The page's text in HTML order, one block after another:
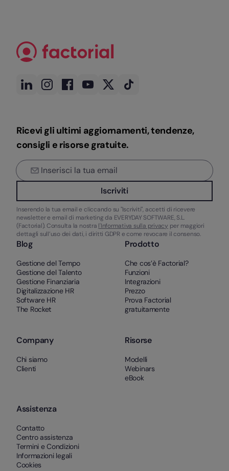
Ricevi gli ultimi aggiornamenti, tendenze,
consigli e risorse gratuite.
Iscriviti
Inserendo la tua email e cliccando su "Iscriviti", accetti di ricevere
newsletter e email di marketing da EVERYDAY SOFTWARE, S.L.
(Factorial). Consulta la nostra l'Informativa sulla privacy per maggiori
dettagli sull’uso dei dati, i diritti GDPR e come revocare il consenso.
Blog
Gestione del Tempo
Gestione del Talento
Gestione Finanziaria
Digitalizzazione HR
Software HR
The Rocket
Prodotto
Che cos’è Factorial?
Funzioni
Integrazioni
Prezzo
Prova Factorial
gratuitamente
Company
Chi siamo
Clienti
Risorse
Modelli
Webinars
eBook
Assistenza
Contatto
Centro assistenza
Termini e Condizioni
Informazioni legali
Cookies